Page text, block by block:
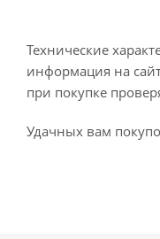
Технические
информация на
при покупке
Удачных вам